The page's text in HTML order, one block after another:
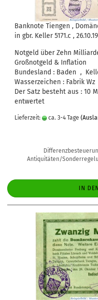
Banknote Tiengen ,
in gbr. Keller 5171.c ,
Notgeld über Zehn
Großnotgeld & Inflation
Bundesland : Baden ,
Wasserzeichen : Fabrik Wz
Der Satz besteht aus : 10
entwertet
Lieferzeit: ca. 3-4 Tage
Antiquitäten/
IN